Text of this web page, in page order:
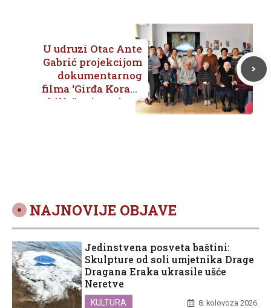
U udruzi Otac Ante
Gabrić projekcijom
dokumentarnog
filma ‘Girđa Korači’
obilježeni Dani oca
Ante Gabrića 2019.
NAJNOVIJE OBJAVE
Jedinstvena posveta baštini:
Skulpture od soli umjetnika Drage
Dragana Eraka ukrasile ušće
Neretve
KULTURA 8. kolovoza 2026.